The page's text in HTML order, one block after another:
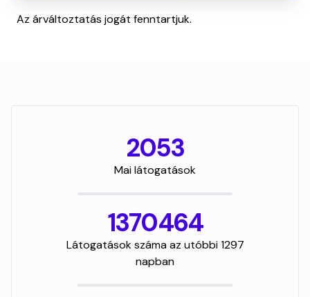
Az árváltoztatás jogát fenntartjuk.
2053
Mai látogatások
1370464
Látogatások száma az utóbbi 1297
napban